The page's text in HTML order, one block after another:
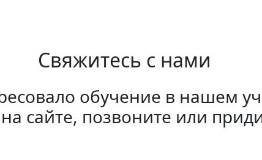
Свяжитесь с нами
обучение в нашем
на сайте, позвоните или